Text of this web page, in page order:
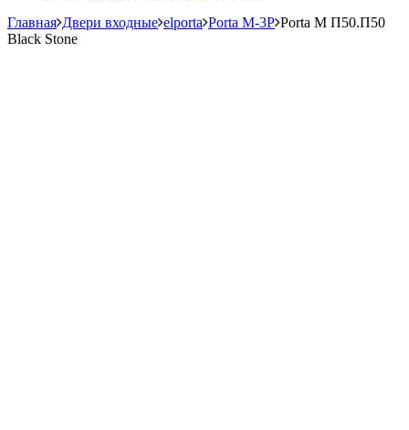
Главная Двери входные elporta Porta M-3P Porta M П50.П50
Black Stone